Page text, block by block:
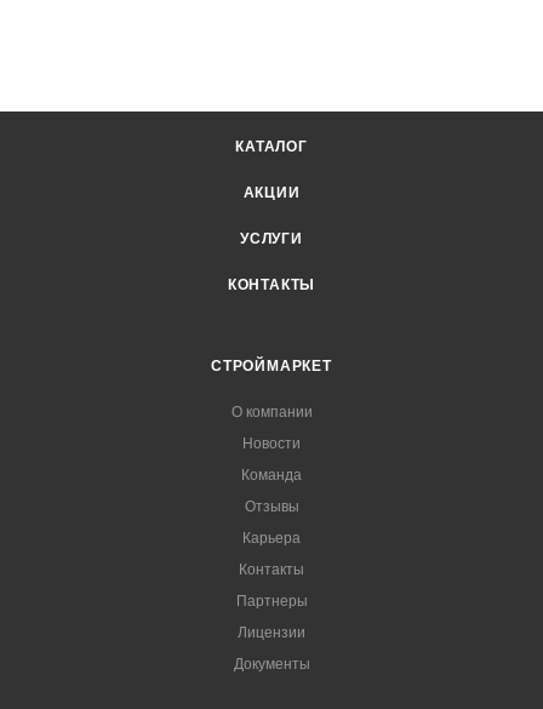
КАТАЛОГ
АКЦИИ
УСЛУГИ
КОНТАКТЫ
СТРОЙМАРКЕТ
О компании
Новости
Команда
Отзывы
Карьера
Контакты
Партнеры
Лицензии
Документы